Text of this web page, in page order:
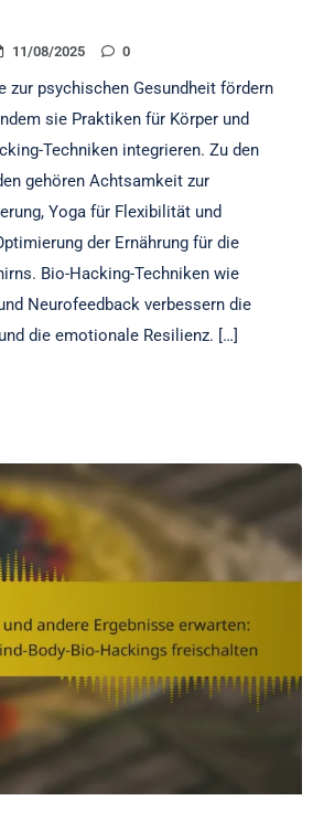
11/08/2025 0
zur psychischen Gesundheit fördern
sie Praktiken für Körper und
Techniken integrieren. Zu den
gehören Achtsamkeit zur
Yoga für Flexibilität und
der Ernährung für die
Bio-Hacking-Techniken wie
Neurofeedback verbessern die
die emotionale Resilienz. […]